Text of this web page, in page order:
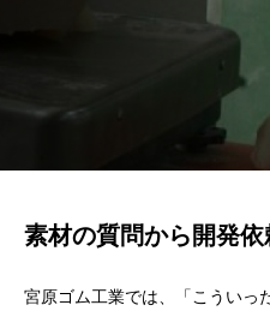
素材の質問から開発依
宮原ゴム工業では、「こういっ